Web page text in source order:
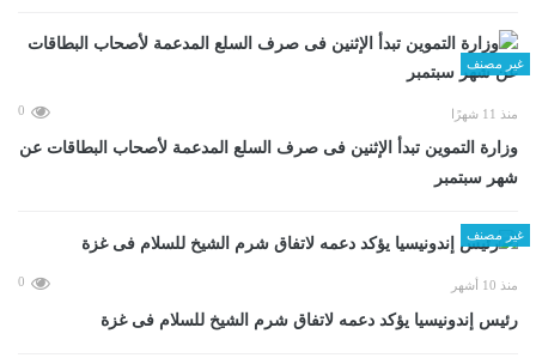
غير مصنف
منذ 11 شهرًا 0
وزارة التموين تبدأ الإثنين فى صرف السلع المدعمة لأصحاب البطاقات عن
شهر سبتمبر
غير مصنف
منذ 10 أشهر 0
رئيس إندونيسيا يؤكد دعمه لاتفاق شرم الشيخ للسلام فى غزة